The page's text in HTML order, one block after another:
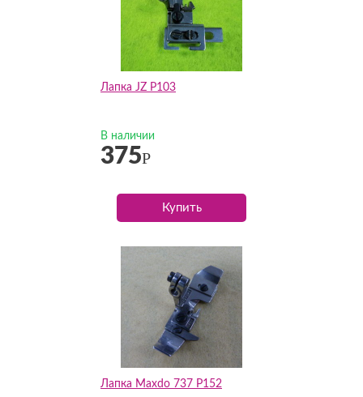
Лапка JZ P103
В наличии
375Р
Купить
Лапка Maxdo 737 P152